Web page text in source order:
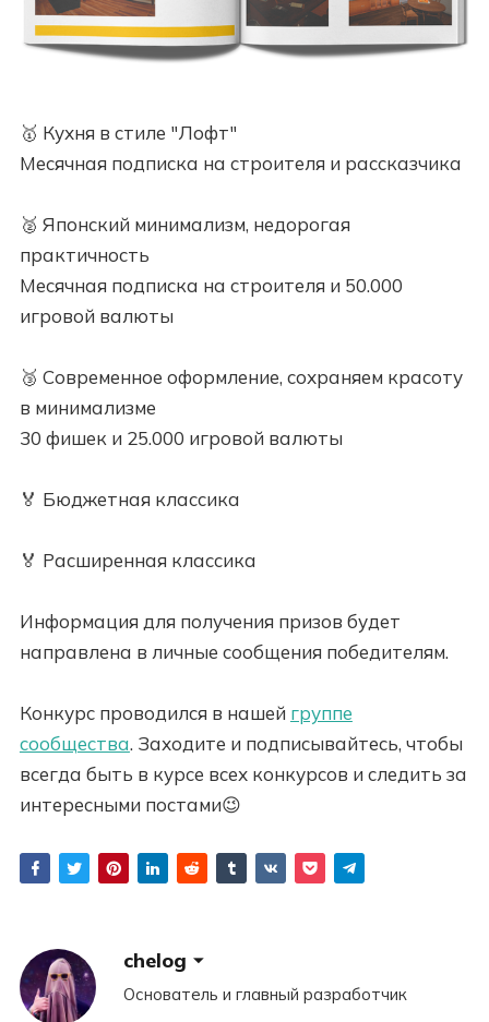
🥇 Кухня в стиле "Лофт"
Месячная подписка на строителя и рассказчика
🥈 Японский минимализм, недорогая
практичность
Месячная подписка на строителя и 50.000
игровой валюты
🥉 Современное оформление, сохраняем красоту
в минимализме
30 фишек и 25.000 игровой валюты
🏅 Бюджетная классика
🏅 Расширенная классика
Информация для получения призов будет
направлена в личные сообщения победителям.
Конкурс проводился в нашей группе
сообщества. Заходите и подписывайтесь, чтобы
всегда быть в курсе всех конкурсов и следить за
интересными постами😉
chelog
Основатель и главный разработчик